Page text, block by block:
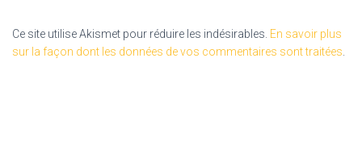
Ce site utilise Akismet pour réduire les indésirables. En savoir plus
sur la façon dont les données de vos commentaires sont traitées